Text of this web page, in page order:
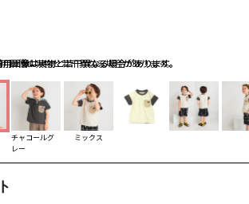
画像は実物と若干異なる場合があります。
画像は実物と若干異なる場合があります。
画像は実物と若干異なる場合があります。
チャコールグ
レー
ミックス